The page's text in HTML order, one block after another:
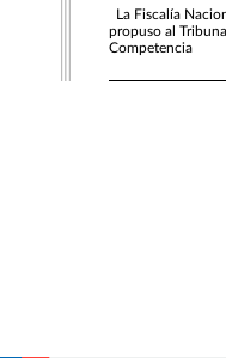
La Fiscalía
propuso al
Competencia